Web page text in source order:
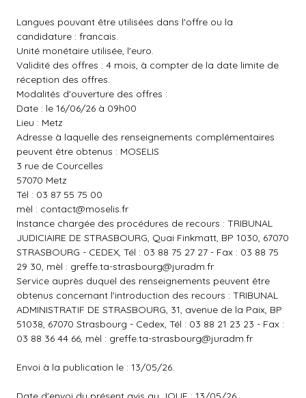
Langues pouvant être utilisées dans l'offre ou la
candidature : francais.
Unité monétaire utilisée, l'euro.
Validité des offres : 4 mois, à compter de la date limite de
réception des offres.
Modalités d'ouverture des offres :
Date : le 16/06/26 à 09h00
Lieu : Metz
Adresse à laquelle des renseignements complémentaires
peuvent être obtenus : MOSELIS
3 rue de Courcelles
57070 Metz
Tél : 03 87 55 75 00
mèl : contact@moselis.fr
Instance chargée des procédures de recours : TRIBUNAL
JUDICIAIRE DE STRASBOURG, Quai Finkmatt, BP 1030, 67070
STRASBOURG - CEDEX, Tél : 03 88 75 27 27 - Fax : 03 88 75
29 30, mèl : greffe.ta-strasbourg@juradm.fr
Service auprès duquel des renseignements peuvent être
obtenus concernant l'introduction des recours : TRIBUNAL
ADMINISTRATIF DE STRASBOURG, 31, avenue de la Paix, BP
51038, 67070 Strasbourg - Cedex, Tél : 03 88 21 23 23 - Fax :
03 88 36 44 66, mèl : greffe.ta-strasbourg@juradm.fr
Envoi à la publication le : 13/05/26.